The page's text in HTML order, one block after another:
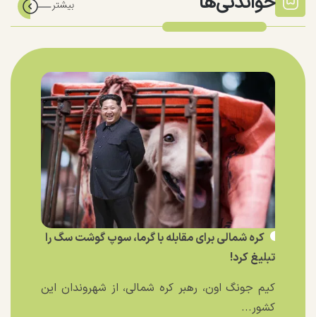
کره شمالی برای مقابله با گرما، سوپ گوشت سگ را
تبلیغ کرد!
کیم جونگ اون، رهبر کره شمالی، از شهروندان این
کشور...